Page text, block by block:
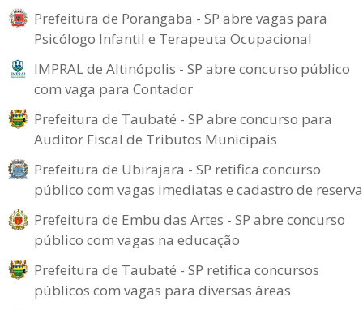
Prefeitura de Porangaba - SP abre vagas para
Psicólogo Infantil e Terapeuta Ocupacional
IMPRAL de Altinópolis - SP abre concurso público
com vaga para Contador
Prefeitura de Taubaté - SP abre concurso para
Auditor Fiscal de Tributos Municipais
Prefeitura de Ubirajara - SP retifica concurso
público com vagas imediatas e cadastro de reserva
Prefeitura de Embu das Artes - SP abre concurso
público com vagas na educação
Prefeitura de Taubaté - SP retifica concursos
públicos com vagas para diversas áreas